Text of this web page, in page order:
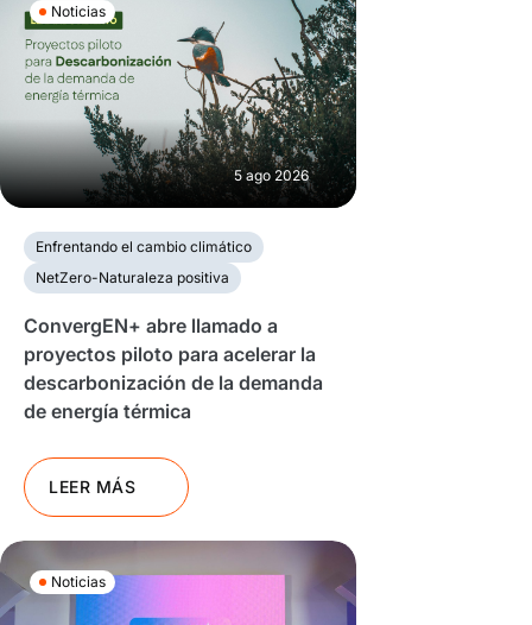
Noticias
5 ago 2026
Enfrentando el cambio climático
NetZero-Naturaleza positiva
ConvergEN+ abre llamado a
proyectos piloto para acelerar la
descarbonización de la demanda
de energía térmica
LEER MÁS
Noticias